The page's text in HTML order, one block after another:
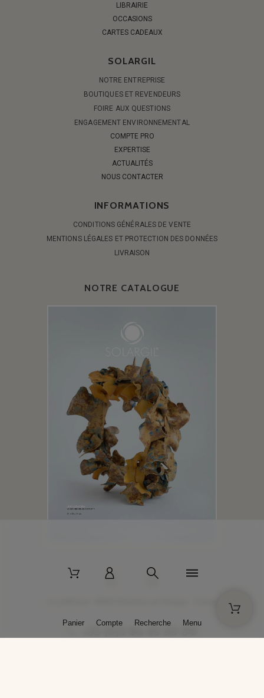
LIBRAIRIE
OCCASIONS
CARTES CADEAUX
SOLARGIL
NOTRE ENTREPRISE
BOUTIQUES ET REVENDEURS
FOIRE AUX QUESTIONS
ENGAGEMENT ENVIRONNEMENTAL
COMPTE PRO
EXPERTISE
ACTUALITÉS
NOUS CONTACTER
INFORMATIONS
CONDITIONS GÉNÉRALES DE VENTE
MENTIONS LÉGALES ET PROTECTION DES DONNÉES
LIVRAISON
NOTRE CATALOGUE
+33 (0)3 86 45 50 00
Panier Compte Recherche Menu